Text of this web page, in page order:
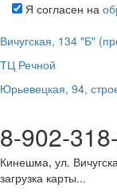
Я согласен на
Вичугская, 134 "Б"
ТЦ Речной
Юрьевецкая, 94,
8-902-
Кинешма, ул.
загрузка карты...